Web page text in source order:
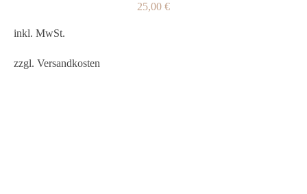
25,00 €
inkl. MwSt.
zzgl. Versandkosten